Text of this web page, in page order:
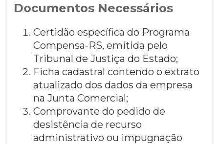
Documentos Necessários
Certidão específica do Programa
Compensa-RS, emitida pelo
Tribunal de Justiça do Estado;
Ficha cadastral contendo o extrato
atualizado dos dados da empresa
na Junta Comercial;
Comprovante do pedido de
desistência de recurso
administrativo ou impugnação